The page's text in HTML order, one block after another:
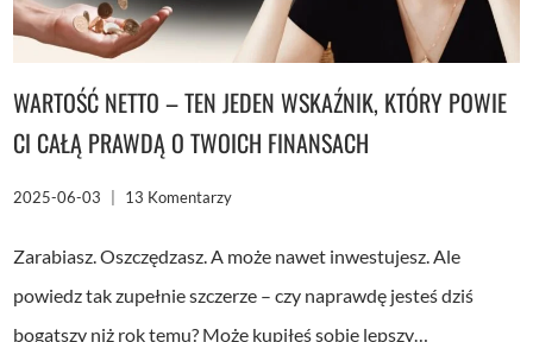
WARTOŚĆ NETTO – TEN JEDEN WSKAŹNIK, KTÓRY POWIE
CI CAŁĄ PRAWDĄ O TWOICH FINANSACH
2025-06-03 13 Komentarzy
Zarabiasz. Oszczędzasz. A może nawet inwestujesz. Ale
powiedz tak zupełnie szczerze – czy naprawdę jesteś dziś
bogatszy niż rok temu? Może kupiłeś sobie lepszy…